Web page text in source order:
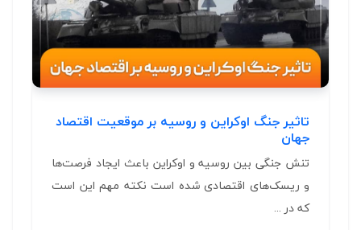
تاثیر جنگ اوکراین و روسیه بر موقعیت اقتصاد
جهان
تنش جنگی بین روسیه و اوکراین باعث ایجاد فرصت‌‌‌‌ها
و ریسک‌های اقتصادی شده است نکته مهم این است
که در ...